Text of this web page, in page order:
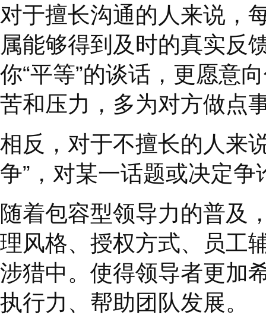
散；
和爱人的相处越来越
对于擅长沟通的人来
属能够得到及时的真
你“ 平等”的谈话，更
苦和压力，多为对方
相反，对于不擅长的
争”，对某一话题或决